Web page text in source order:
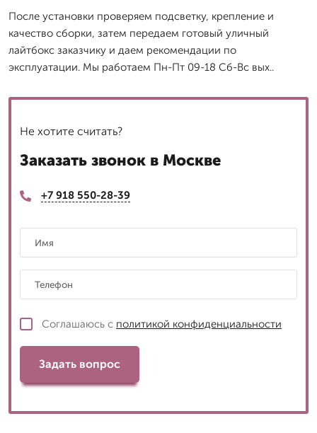
После установки проверяем подсветку, крепление и
качество сборки, затем передаем готовый уличный
лайтбокс заказчику и даем рекомендации по
эксплуатации. Мы работаем Пн-Пт 09-18 Сб-Вс вых..
Не хотите считать?
Заказать звонок в Москве
+7 918 550-28-39
Соглашаюсь с политикой конфиденциальности
Задать вопрос